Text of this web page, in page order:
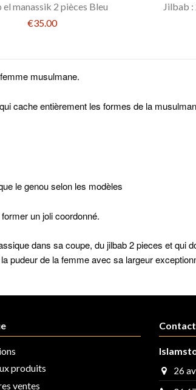
el manassik 2 pièces Bleu
€35.00
Jilbab :
musulmane.
cache entièrement les formes de la
le genou selon les modèles
un joli coordonné.
dans sa coupe, du jilbab 2 pieces et qui
pudeur de la femme avec sa largeur
produits
ventes
26